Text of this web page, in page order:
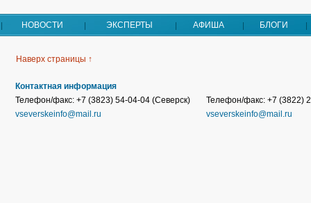
НОВОСТИ ЭКСПЕРТЫ АФИША БЛОГИ
Наверх страницы ↑
Контактная информация
Телефон/факс: +7 (3823) 54-04-04 (Северск)
vseverskeinfo@mail.ru
Телефон/факс: +7 (3822)
vseverskeinfo@mail.ru